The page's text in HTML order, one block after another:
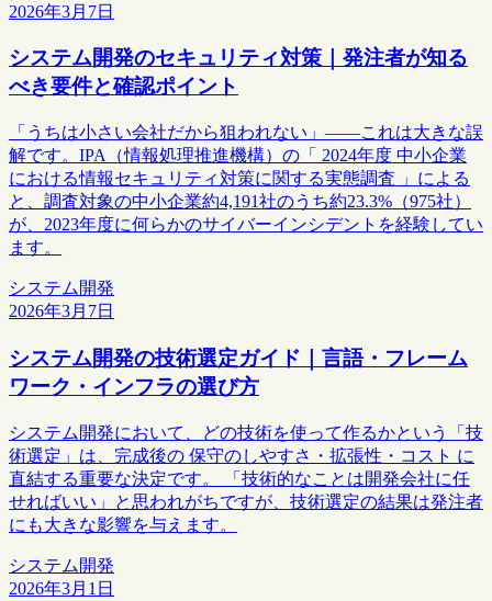
2026年3月7日
システム開発のセキュリティ対策｜発注者が知る
べき要件と確認ポイント
「うちは小さい会社だから狙われない」——これは大きな誤
解です。IPA（情報処理推進機構）の「 2024年度 中小企業
における情報セキュリティ対策に関する実態調査 」による
と、調査対象の中小企業約4,191社のうち約23.3%（975社）
が、2023年度に何らかのサイバーインシデントを経験してい
ます。
システム開発
2026年3月7日
システム開発の技術選定ガイド｜言語・フレーム
ワーク・インフラの選び方
システム開発において、どの技術を使って作るかという「技
術選定」は、完成後の 保守のしやすさ・拡張性・コスト に
直結する重要な決定です。 「技術的なことは開発会社に任
せればいい」と思われがちですが、技術選定の結果は発注者
にも大きな影響を与えます。
システム開発
2026年3月1日